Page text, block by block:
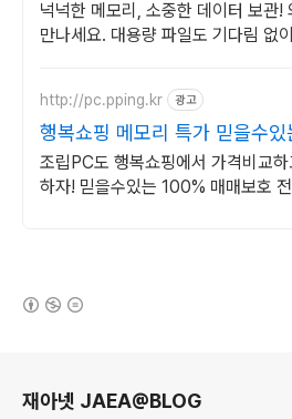
넉넉한 메모리, 소중한 데이터 보관!
만나세요. 대용량 파일도 기다림 없
http://pc.pping.kr 광고
행복쇼핑 메모리 특가 믿을수있
100% 매매보호
조립PC도 행복쇼핑에서 가격비교하
하자! 믿을수있는 100% 매매보호 전
재아넷 JAEA@BLOG